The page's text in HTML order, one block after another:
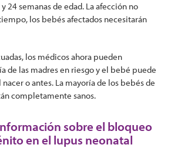
24 semanas de edad. La afección no
los bebés afectados necesitarán
los médicos ahora pueden
de las madres en riesgo y el bebé puede
o antes. La mayoría de los bebés de
completamente sanos.
sobre el bloqueo
en el lupus neonatal